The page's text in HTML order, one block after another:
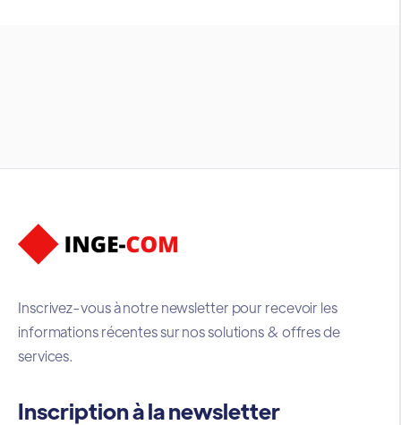
Inscrivez-vous à notre newsletter pour recevoir les
informations récentes sur nos solutions & offres de
services.
Inscription à la newsletter